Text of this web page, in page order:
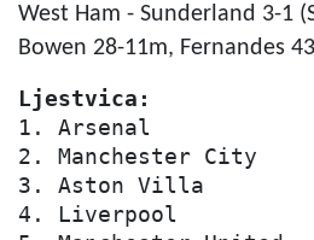
West Ham - Sunderland 3-1
Bowen 28-11m, Fernandes
Ljestvica:
1. Arsenal
2. Manchester City
3. Aston Villa
4. Liverpool